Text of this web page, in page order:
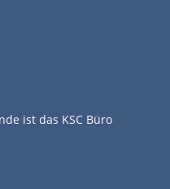
ist das KSC Büro